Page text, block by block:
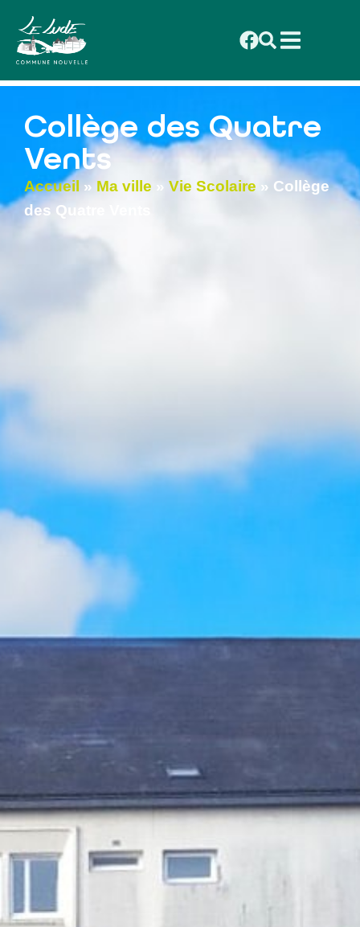
principal
Collège des Quatre
Vents
Accueil » Ma ville » Vie Scolaire » Collège
des Quatre Vents